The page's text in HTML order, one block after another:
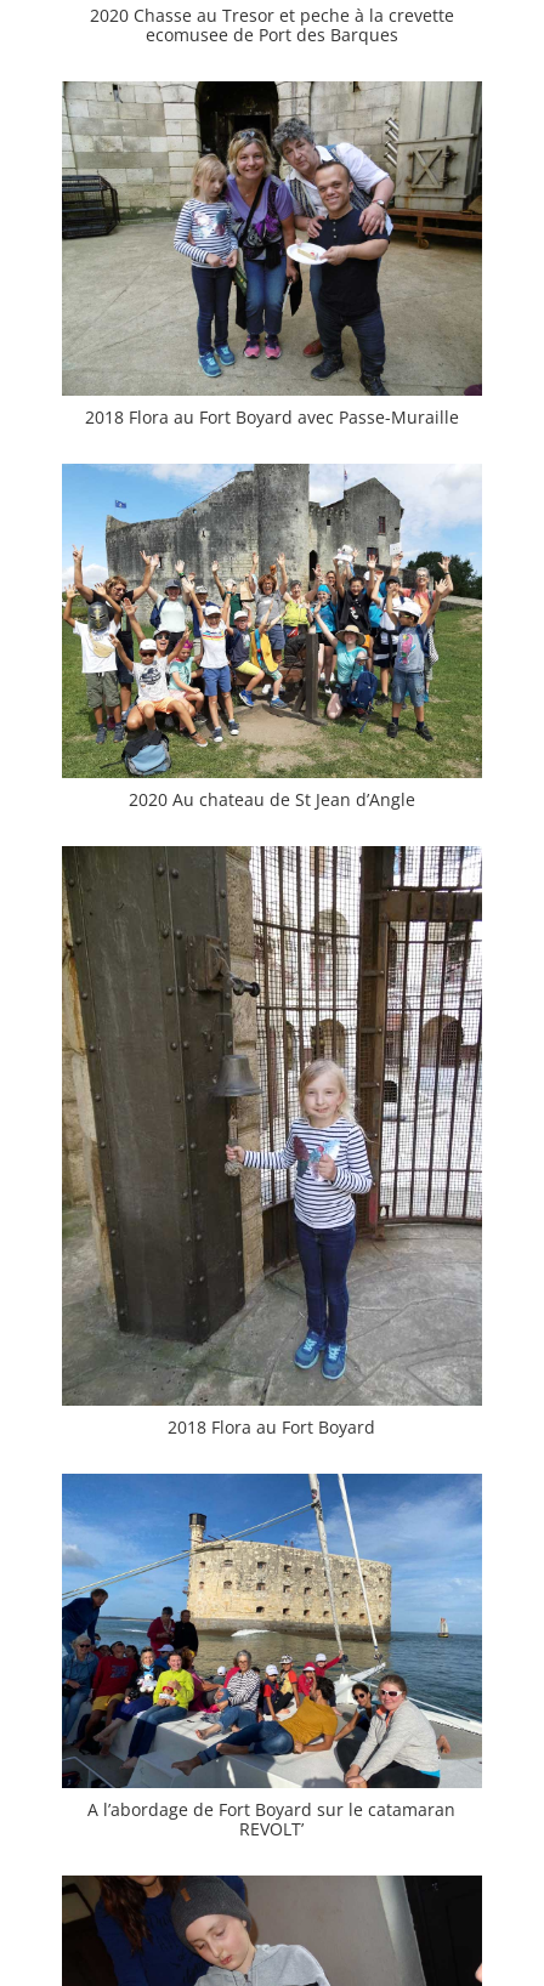
2020 Chasse au Tresor et peche à la crevette
ecomusee de Port des Barques
2018 Flora au Fort Boyard avec Passe-Muraille
2020 Au chateau de St Jean d’Angle
2018 Flora au Fort Boyard
A l’abordage de Fort Boyard sur le catamaran
REVOLT’